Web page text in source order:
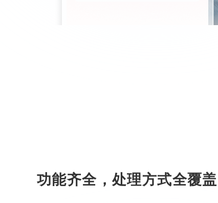
功能齐全，处理方式全覆盖